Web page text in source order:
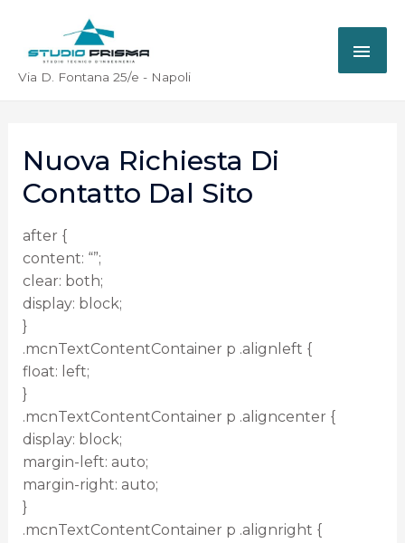
Via D. Fontana 25/e - Napoli
Nuova Richiesta Di
Contatto Dal Sito
after {
content: “”;
clear: both;
display: block;
}
.mcnTextContentContainer p .alignleft {
float: left;
}
.mcnTextContentContainer p .aligncenter {
display: block;
margin-left: auto;
margin-right: auto;
}
.mcnTextContentContainer p .alignright {